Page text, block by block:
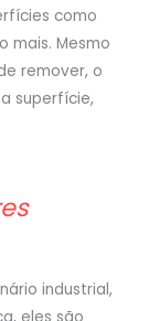
como
mais. Mesmo
remover, o
superfície,
industrial,